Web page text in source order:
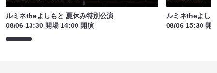
ルミネtheよしもと 夏休み特別公演
08/06 13:30 開場 14:00 開演
ルミネtheよし
08/06 15:30 開